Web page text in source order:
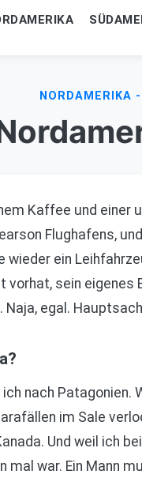
NORDAMERIKA
Kaffee und
Flughafens,
wieder ein
vorhat, sein
egal.
nach
im Sale
Und weil ich
mal war. Ein Mann